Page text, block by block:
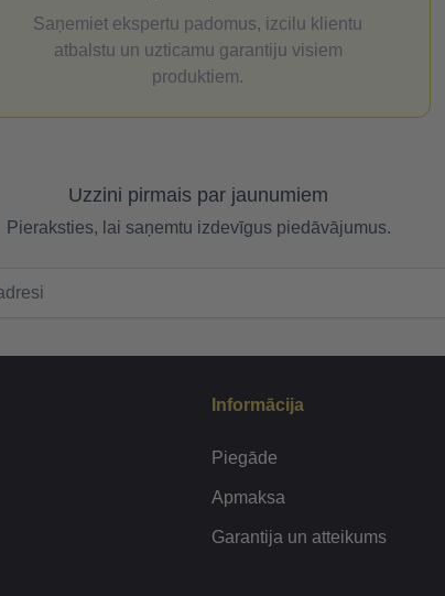
Saņemiet ekspertu padomus, izcilu klientu
atbalstu un uzticamu garantiju visiem
produktiem.
Uzzini pirmais par jaunumiem
Pieraksties, lai saņemtu izdevīgus piedāvājumus.
Informācija
Piegāde
Apmaksa
Garantija un atteikums